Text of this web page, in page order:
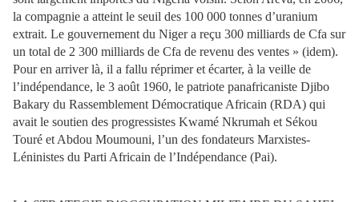
la compagnie a atteint le seuil des 100 000 tonnes d’uranium
extrait. Le gouvernement du Niger a reçu 300 milliards de Cfa sur
un total de 2 300 milliards de Cfa de revenu des ventes » (idem).
Pour en arriver là, il a fallu réprimer et écarter, à la veille de
l’indépendance, le 3 août 1960, le patriote panafricaniste Djibo
Bakary du Rassemblement Démocratique Africain (RDA) qui
avait le soutien des progressistes Kwamé Nkrumah et Sékou
Touré et Abdou Moumouni, l’un des fondateurs Marxistes-
Léninistes du Parti Africain de l’Indépendance (Pai).